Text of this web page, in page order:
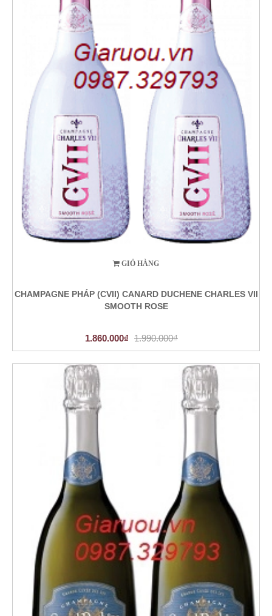
GIỎ HÀNG
CHAMPAGNE PHÁP (CVII) CANARD DUCHENE CHARLES VII
SMOOTH ROSE
1.860.000₫ 1.990.000₫